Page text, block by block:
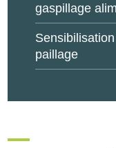
gaspillage
paillage